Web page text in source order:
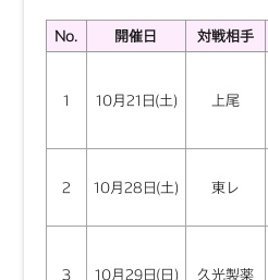
No. 開催日 対戦相手
1 10月21日(土) 上尾
2 10月28日(土) 東レ
3 10月29日(日) 久光製薬